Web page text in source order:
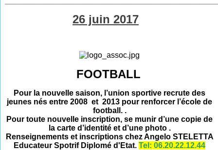
26 juin 2017
FOOTBALL
Pour la nouvelle saison, l’union sportive recrute des
jeunes nés entre 2008 et 2013 pour renforcer l’école de
football. .
Pour toute nouvelle inscription, se munir d’une copie de
la carte d’identité et d’une photo .
Renseignements et inscriptions chez Angelo STELETTA
Educateur Spotrif Diplomé d'Etat. Tel: 06.20.22.12.44